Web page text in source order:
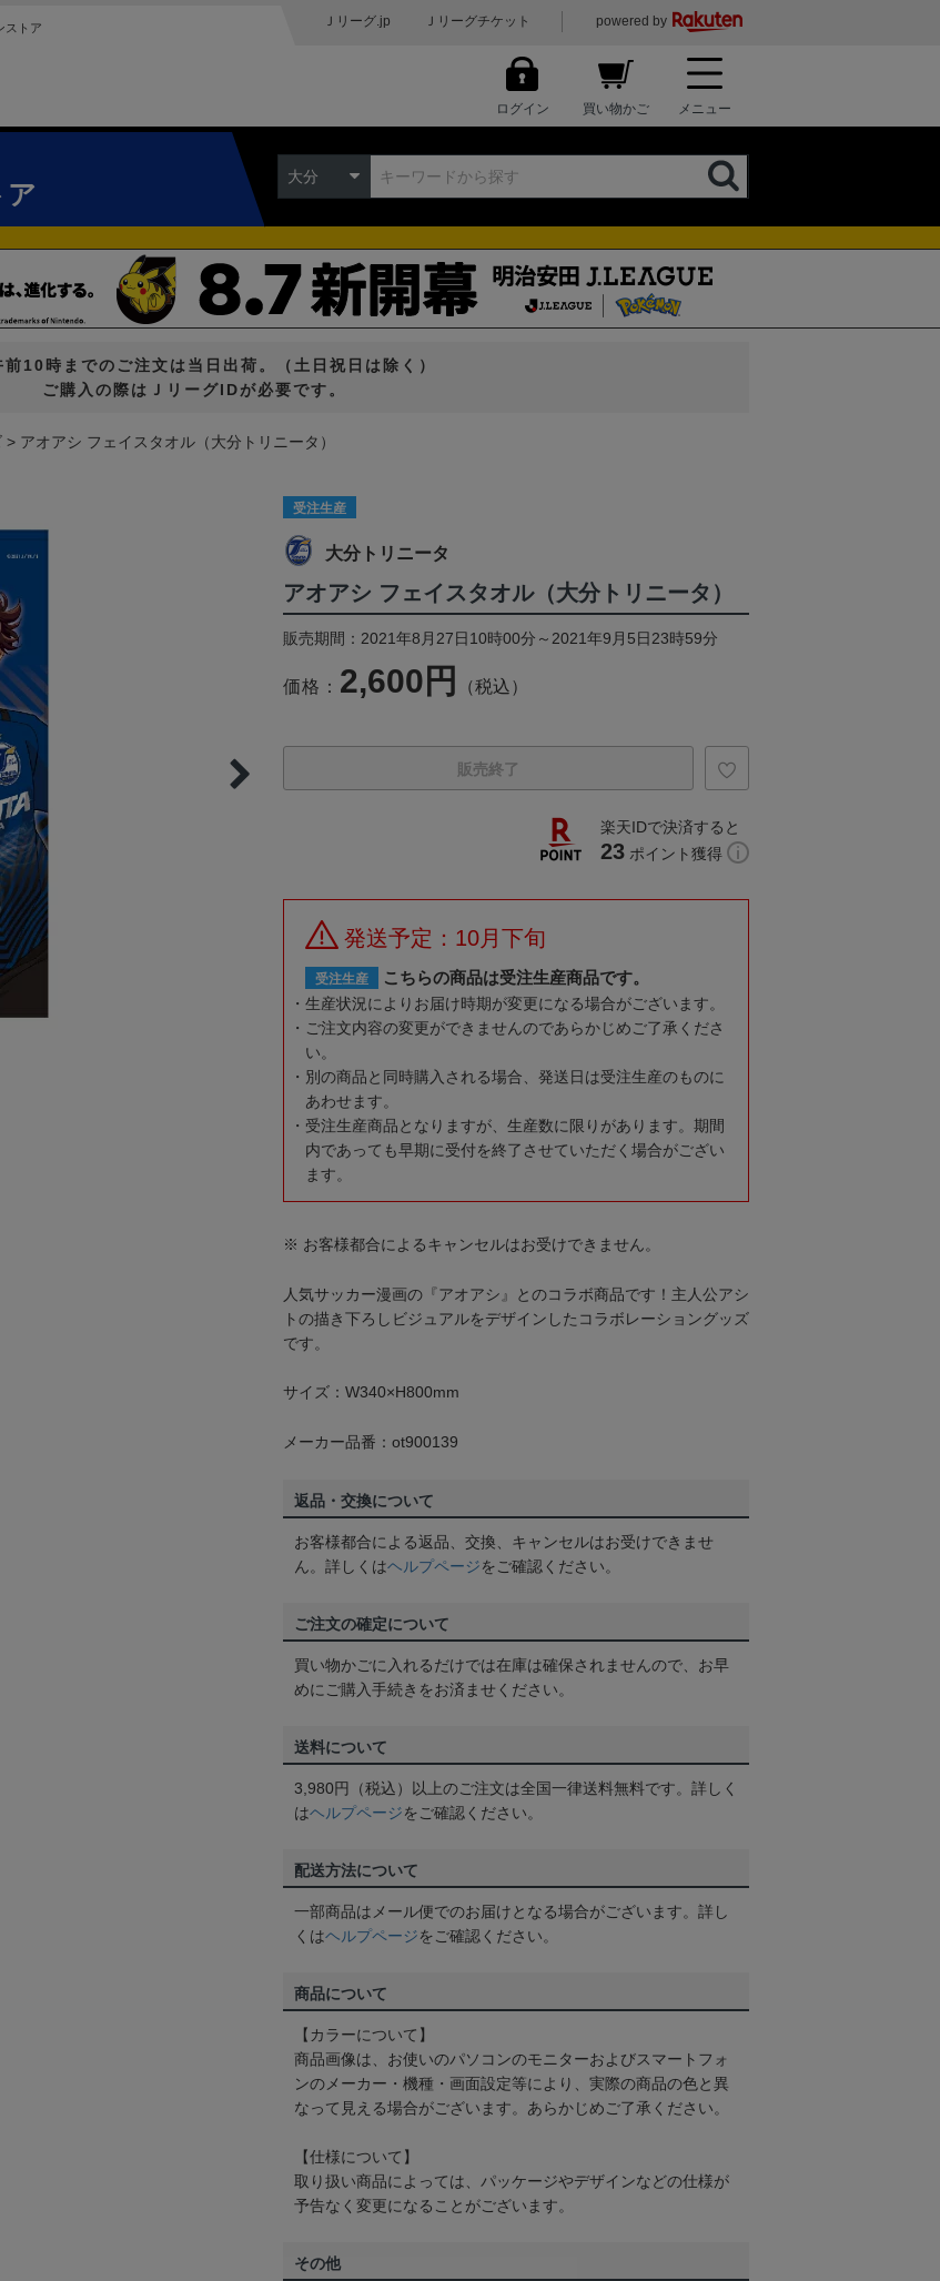
ストア Ｊリーグ.jp Ｊリーグチケット powered by
ログイン 買い物かご メニュー
ア
大分
前10時までのご注文は当日出荷。（土日祝日は除く）
ご購入の際はＪリーグIDが必要です。
アオアシ フェイスタオル（大分トリニータ）
受注生産
大分トリニータ
アオアシ フェイスタオル（大分トリニータ）
販売期間：2021年8月27日10時00分～2021年9月5日23時59分
価格： 2,600円 （税込）
販売終了
楽天IDで決済すると
23 ポイント獲得
発送予定：10月下旬
受注生産 こちらの商品は受注生産商品です。
生産状況によりお届け時期が変更になる場合がございます。
ご注文内容の変更ができませんのであらかじめご了承くださ
い。
別の商品と同時購入される場合、発送日は受注生産のものに
あわせます。
受注生産商品となりますが、生産数に限りがあります。期間
内であっても早期に受付を終了させていただく場合がござい
ます。
※ お客様都合によるキャンセルはお受けできません。
人気サッカー漫画の『アオアシ』とのコラボ商品です！主人公アシ
トの描き下ろしビジュアルをデザインしたコラボレーショングッズ
です。
サイズ：W340×H800mm
メーカー品番：ot900139
返品・交換について
お客様都合による返品、交換、キャンセルはお受けできませ
ん。詳しくはヘルプページをご確認ください。
ご注文の確定について
買い物かごに入れるだけでは在庫は確保されませんので、お早
めにご購入手続きをお済ませください。
送料について
3,980円（税込）以上のご注文は全国一律送料無料です。詳しく
はヘルプページをご確認ください。
配送方法について
一部商品はメール便でのお届けとなる場合がございます。詳し
くはヘルプページをご確認ください。
商品について
【カラーについて】
商品画像は、お使いのパソコンのモニターおよびスマートフォ
ンのメーカー・機種・画面設定等により、実際の商品の色と異
なって見える場合がございます。あらかじめご了承ください。
【仕様について】
取り扱い商品によっては、パッケージやデザインなどの仕様が
予告なく変更になることがございます。
その他